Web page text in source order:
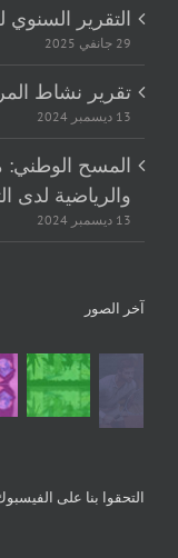
التقرير السنوي
29 جانفي 2025
تقرير نشاط
13 ديسمبر 2024
المسح الوطني:
والرياضية لدى
13 ديسمبر 2024
آخر الصور
التحقوا بنا على